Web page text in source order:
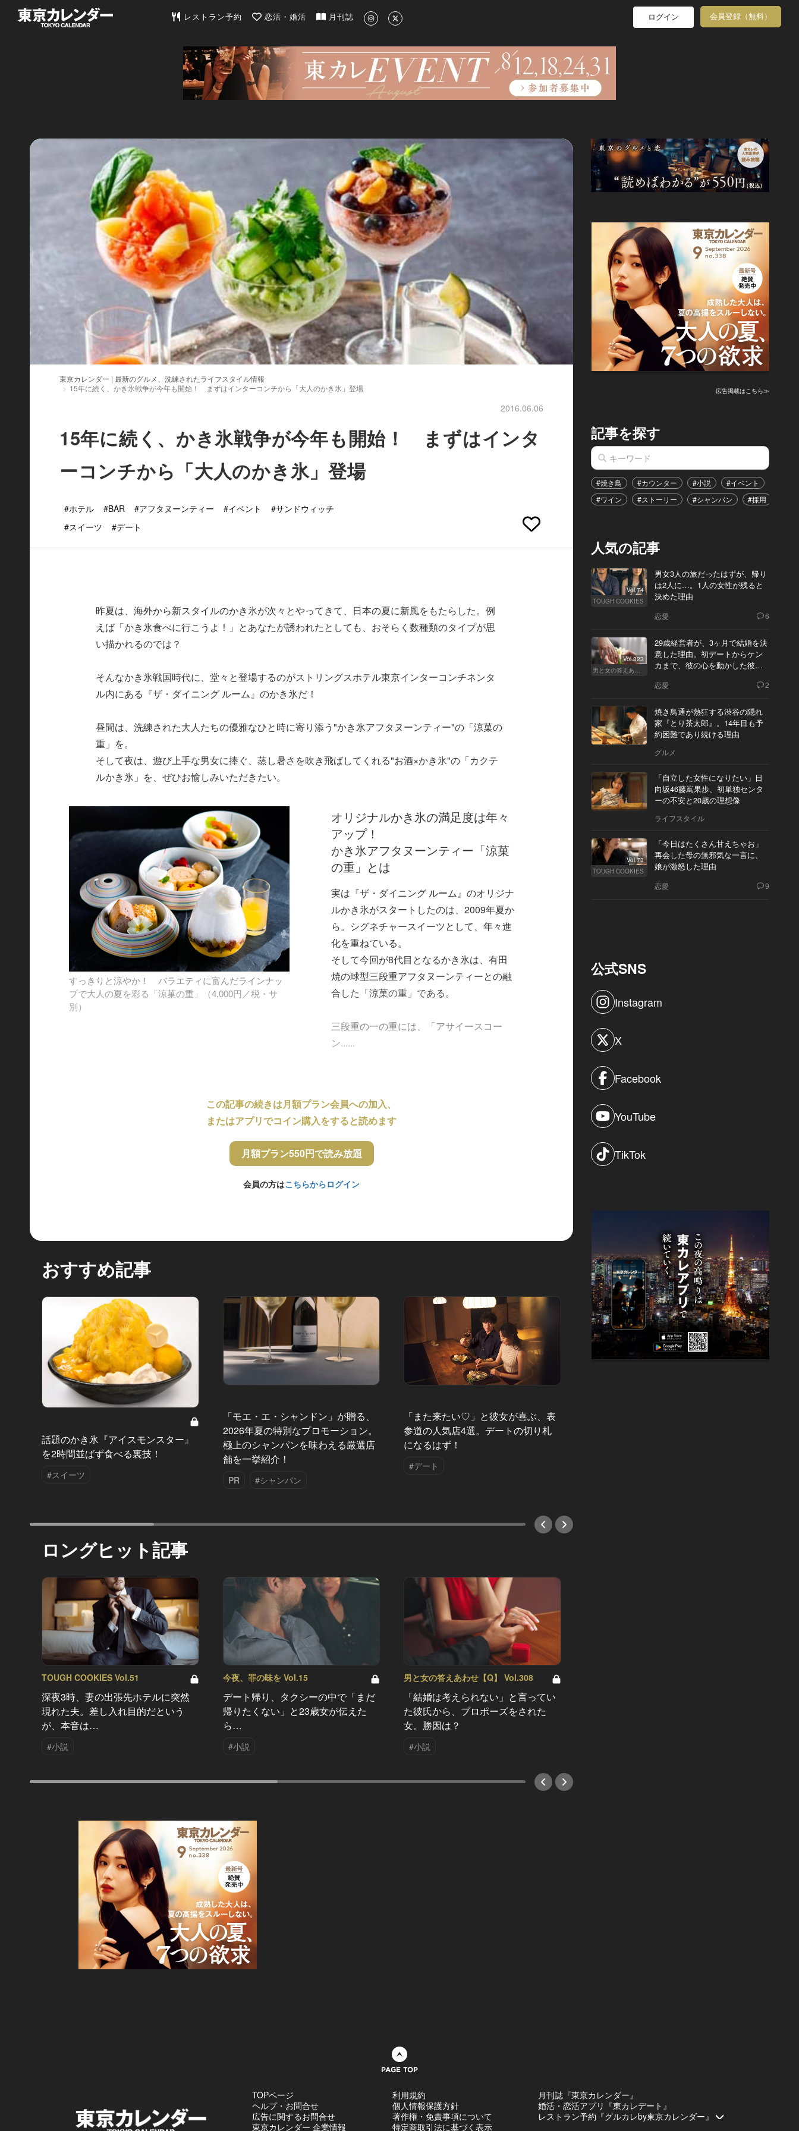
東京カレンダー | 最新のグルメ、洗練されたライフスタイル情報
レストラン予約 恋活・婚活 月刊誌 ログイン 会員登録（無料）
東京カレンダー | 最新のグルメ、洗練されたライフスタイル情報
15年に続く、かき氷戦争が今年も開始！ まずはインターコンチから「大人のかき氷」登場
2016.06.06
15年に続く、かき氷戦争が今年も開始！ まずはインタ
ーコンチから「大人のかき氷」登場
#ホテル #BAR #アフタヌーンティー #イベント
#サンドウィッチ
#スイーツ
#デート
昨夏は、海外から新スタイルのかき氷が次々とやってきて、日本の夏に新風をもたらした。例
えば「かき氷食べに行こうよ！」とあなたが誘われたとしても、おそらく数種類のタイプが思
い描かれるのでは？
そんなかき氷戦国時代に、堂々と登場するのがストリングスホテル東京インターコンチネンタ
ル内にある『ザ・ダイニング ルーム』のかき氷だ！
昼間は、洗練された大人たちの優雅なひと時に寄り添う"かき氷アフタヌーンティー"の「涼菓の
重」を。
そして夜は、遊び上手な男女に捧ぐ、蒸し暑さを吹き飛ばしてくれる"お酒×かき氷"の「カクテ
ルかき氷」を、ぜひお愉しみいただきたい。
すっきりと涼やか！ バラエティに富んだラインナッ
プで大人の夏を彩る「涼菓の重」（4,000円／税・サ
別）
オリジナルかき氷の満足度は年々
アップ！
かき氷アフタヌーンティー「涼菓
の重」とは
実は『ザ・ダイニング ルーム』のオリジナ
ルかき氷がスタートしたのは、2009年夏か
ら。シグネチャースイーツとして、年々進
化を重ねている。
そして今回が8代目となるかき氷は、有田
焼の球型三段重アフタヌーンティーとの融
合した「涼菓の重」である。
三段重の一の重には、「アサイースコー
ン......
この記事の続きは月額プラン会員への加入、
またはアプリでコイン購入をすると読めます
月額プラン550円で読み放題
会員の方はこちらからログイン
おすすめ記事
話題のかき氷『アイスモンスター』
を2時間並ばず食べる裏技！
#スイーツ
「モエ・エ・シャンドン」が贈る、
2026年夏の特別なプロモーション。
極上のシャンパンを味わえる厳選店
舗を一挙紹介！
PR #シャンパン
「また来たい♡」と彼女が喜ぶ、表
参道の人気店4選。デートの切り札
になるはず！
#デート
ロングヒット記事
TOUGH COOKIES Vol.51
深夜3時、妻の出張先ホテルに突然
現れた夫。差し入れ目的だという
が、本音は…
#小説
今夜、罪の味を Vol.15
デート帰り、タクシーの中で「まだ
帰りたくない」と23歳女が伝えた
ら…
#小説
男と女の答えあわせ【Q】 Vol.308
「結婚は考えられない」と言ってい
た彼氏から、プロポーズをされた
女。勝因は？
#小説
広告掲載はこちら≫
記事を探す
#焼き鳥 #カウンター #小説 #イベント
#ワイン
#ストーリー #シャンパン #採用
人気の記事
Vol.74
TOUGH COOKIES
男女3人の旅だったはずが、帰り
は2人に…。1人の女性が残ると
決めた理由
恋愛 6
Vol.323
男と女の答えあわせ【Q】
29歳経営者が、3ヶ月で結婚を決
意した理由。初デートからケン
カまで、彼の心を動かした彼女
恋愛 2
焼き鳥通が熱狂する渋谷の隠れ
家『とり茶太郎』。14年目も予
約困難であり続ける理由
グルメ
「自立した女性になりたい」日
向坂46藤嶌果歩、初単独センタ
ーの不安と20歳の理想像
ライフスタイル
Vol.73
TOUGH COOKIES
「今日はたくさん甘えちゃお」
再会した母の無邪気な一言に、
娘が激怒した理由
恋愛 9
公式SNS
Instagram
X
Facebook
YouTube
TikTok
TOPページ
ヘルプ・お問合せ
広告に関するお問合せ
東京カレンダー 企業情報
利用規約
個人情報保護方針
著作権・免責事項について
特定商取引法に基づく表示
月刊誌『東京カレンダー』
婚活・恋活アプリ『東カレデート』
レストラン予約『グルカレby東京カレンダー』